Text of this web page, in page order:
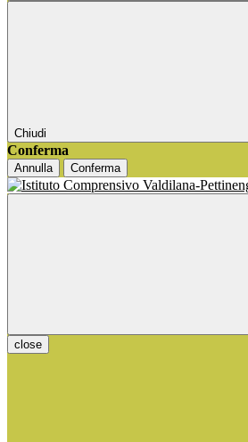
Chiudi
Conferma
Annulla Conferma
close